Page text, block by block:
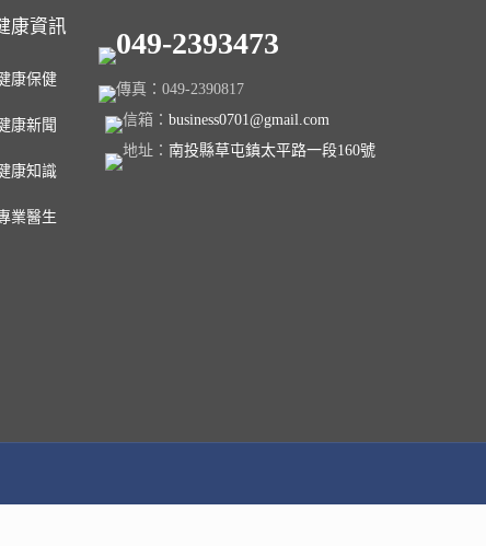
康資訊
康保健
康新聞
康知識
業醫生
049-2393473
傳真：049-2390817
信箱： business0701@gmail.com
地址： 南投縣草屯鎮太平路一段160號